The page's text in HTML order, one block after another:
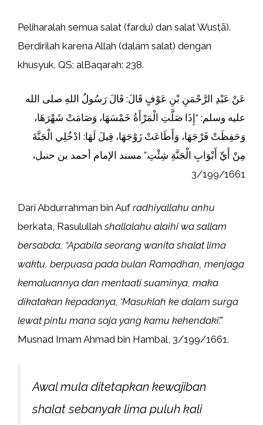
Peliharalah semua salat (fardu) dan salat Wusṭā).
Berdirilah karena Allah (dalam salat) dengan
khusyuk. QS: alBaqarah: 238.
عَنْ عَبْدِ الرَّحْمَنِ بْنِ عَوْفٍ قَالَ: قَالَ رَسُولُ اللهِ صلى الله
عليه وسلم: “إِذَا ‌صَلَّتِ ‌الْمَرْأَةُ خَمْسَهَا، وَصَامَتْ شَهْرَهَا،
وَحَفِظَتْ فَرْجَهَا، وَأَطَاعَتْ زَوْجَهَا، قِيلَ لَهَا: ادْخُلِي الْجَنَّةَ
مِنْ أَيِّ أَبْوَابِ الْجَنَّةِ شِئْتِ.” مسند الإمام أحمد بن حنبل،
3/199/1661
Dari Abdurrahman bin Aufradhiyallahu anhu
berkata, Rasulullahshallalahu alaihi wa sallam
bersabda, “Apabila seorang wanita shalat lima
waktu, berpuasa pada bulan Ramadhan, menjaga
kemaluannya dan mentaati suaminya, maka
dikatakan kepadanya, ‘Masuklah ke dalam surga
lewat pintu mana saja yang kamu kehendaki’.”
Musnad Imam Ahmad bin Hambal, 3/199/1661.
Awal mula ditetapkan kewajiban
shalat sebanyak lima puluh kali